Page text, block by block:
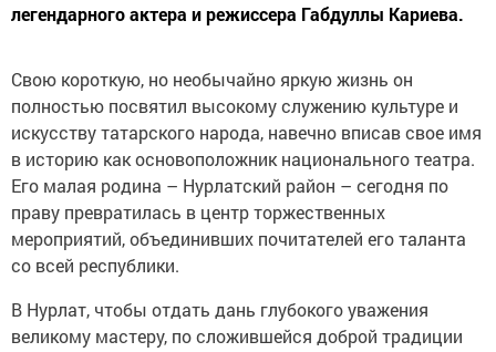
легендарного актера и режиссера Габдуллы Кариева.
Свою короткую, но необычайно яркую жизнь он
полностью посвятил высокому служению культуре и
искусству татарского народа, навечно вписав свое имя
в историю как основоположник национального театра.
Его малая родина – Нурлатский район – сегодня по
праву превратилась в центр торжественных
мероприятий, объединивших почитателей его таланта
со всей республики.
В Нурлат, чтобы отдать дань глубокого уважения
великому мастеру, по сложившейся доброй традиции